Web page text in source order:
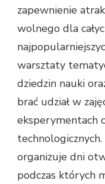
zapewnienie
wolnego dla
warsztaty
dziedzin nauki
brać udział w
eksperymentach
organizuje dni
podczas których